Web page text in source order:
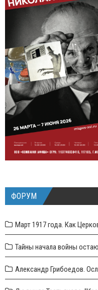
ФОРУМ
Март 1917 года. Как
Тайны начала войны
Александр Грибоедов.